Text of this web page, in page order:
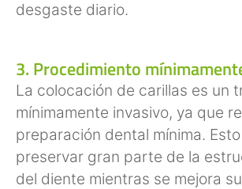
desgaste diario.
3. Procedimiento
La colocación de carillas es un
mínimamente invasivo, ya que
preparación dental mínima.
preservar gran parte de la
del diente mientras se mejora